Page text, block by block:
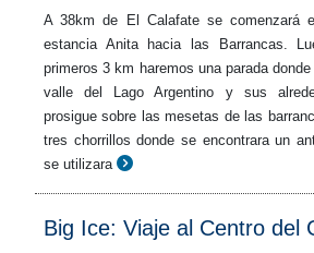
A 38km de El Calafate se comenzará
estancia Anita hacia las Barrancas.
primeros 3 km haremos una parada
valle del Lago Argentino y sus
prosigue sobre las mesetas de las
tres chorrillos donde se encontrara un
se utilizara
Big Ice: Viaje al Centro del